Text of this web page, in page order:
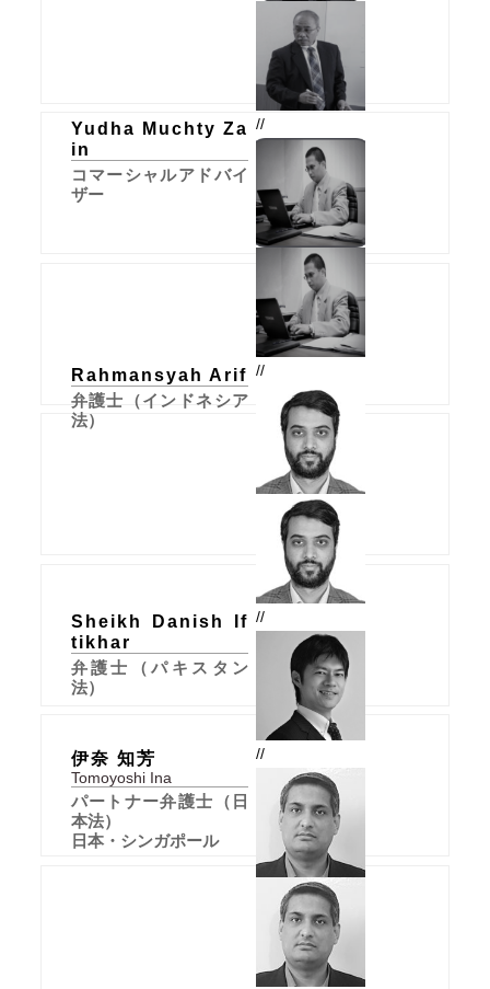
Yudha Muchty Za
in
コマーシャルアドバイ
ザー
//
Rahmansyah Arif
弁護士（インドネシア
法）
//
Sheikh Danish If
tikhar
弁護士（パキスタン
法）
//
伊奈 知芳
Tomoyoshi Ina
パートナー弁護士（日
本法）
日本・シンガポール
//